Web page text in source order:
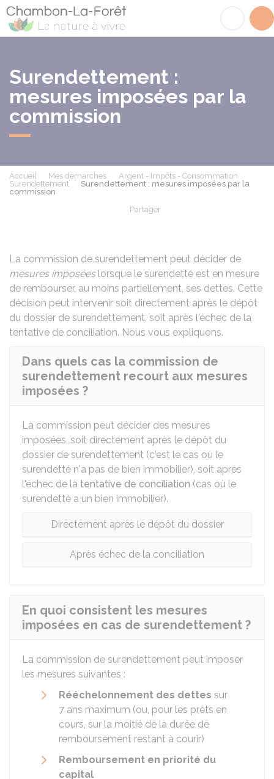
Surendettement :
mesures imposées par la
commission
Accueil Mes démarches
Argent - Impôts - Consommation
Surendettement
Surendettement : mesures imposées par la
commission
Partager
La commission de surendettement peut décider de
mesures imposéeslorsque le surendetté est en mesure
de rembourser, au moins partiellement, ses dettes. Cette
décision peut intervenir soit directement après le dépôt
du dossier de surendettement, soit après l'échec de la
tentative de conciliation. Nous vous expliquons.
Dans quels cas la commission de
surendettement recourt aux mesures
imposées ?
La commission peut décider des mesures
imposées, soit directement après le dépôt du
dossier de surendettement (c'est le cas où le
surendetté n'a pas de bien immobilier), soit après
l'échec de la tentative de conciliation (cas où le
surendetté a un bien immobilier).
Directement après le dépôt du dossier
Après échec de la conciliation
En quoi consistent les mesures
imposées en cas de surendettement ?
La commission de surendettement peut imposer
les mesures suivantes :
Rééchelonnement des dettes sur
7 ans maximum (ou, pour les prêts en
cours, sur la moitié de la durée de
remboursement restant à courir)
Remboursement en priorité du
capital